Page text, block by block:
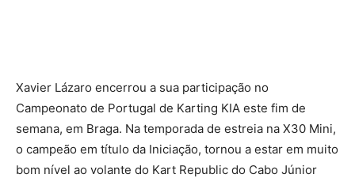
Xavier Lázaro encerrou a sua participação no
Campeonato de Portugal de Karting KIA este fim de
semana, em Braga. Na temporada de estreia na X30 Mini,
o campeão em título da Iniciação, tornou a estar em muito
bom nível ao volante do Kart Republic do Cabo Júnior